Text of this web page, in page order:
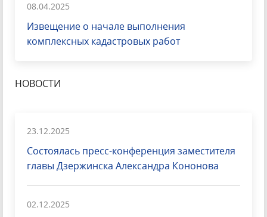
08.04.2025
Извещение о начале выполнения
комплексных кадастровых работ
НОВОСТИ
23.12.2025
Состоялась пресс-конференция заместителя
главы Дзержинска Александра Кононова
02.12.2025